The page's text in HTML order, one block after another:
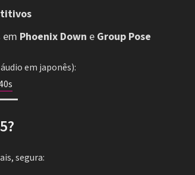
em Phoenix Down e Group Pose
em japonês):
segura: